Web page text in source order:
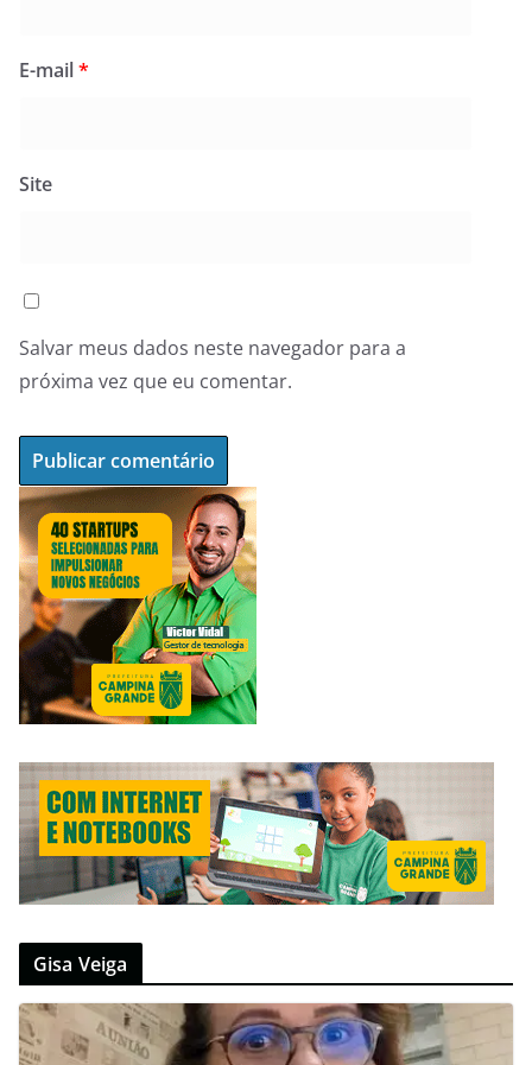
E-mail*
Site
Salvar meus dados neste navegador para a
próxima vez que eu comentar.
Gisa Veiga